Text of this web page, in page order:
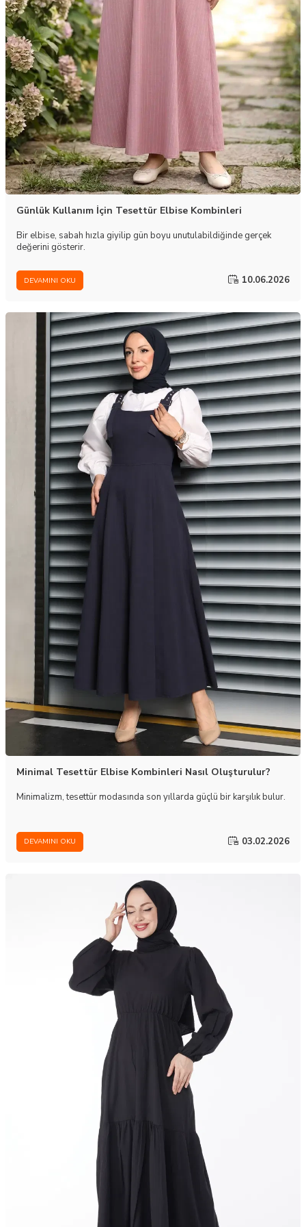
Günlük Kullanım İçin Tesettür Elbise Kombinleri
Bir elbise, sabah hızla giyilip gün boyu unutulabildiğinde gerçek
değerini gösterir.
DEVAMINI OKU 10.06.2026
Minimal Tesettür Elbise Kombinleri Nasıl Oluşturulur?
Minimalizm, tesettür modasında son yıllarda güçlü bir karşılık bulur.
DEVAMINI OKU 03.02.2026